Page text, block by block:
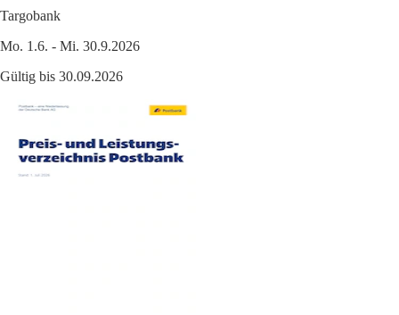
Targobank
Mo. 1.6. - Mi. 30.9.2026
Gültig bis 30.09.2026